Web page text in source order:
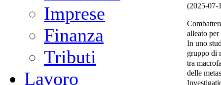
Imprese
Finanza
Tributi
Lavoro
(2025-07-
alleato
In uno
gruppo di
tra
delle